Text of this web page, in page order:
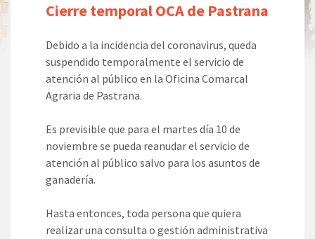
Cierre temporal OCA de Pastrana
Debido a la incidencia del coronavirus, queda
suspendido temporalmente el servicio de
atención al público en la Oficina Comarcal
Agraria de Pastrana.
Es previsible que para el martes día 10 de
noviembre se pueda reanudar el servicio de
atención al público salvo para los asuntos de
ganadería.
Hasta entonces, toda persona que quiera
realizar una consulta o gestión administrativa